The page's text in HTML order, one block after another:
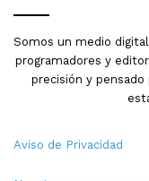
Somos un medio
programadores y
precisión y
Aviso de Privacidad